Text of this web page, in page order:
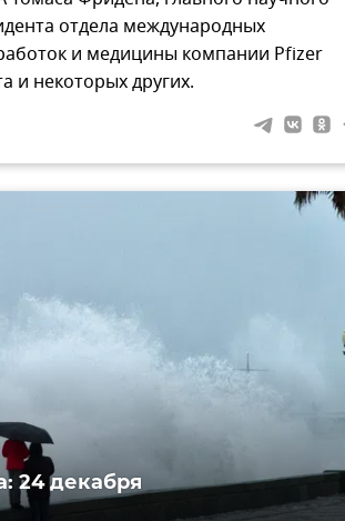
отдела международных
и медицины компании Pfizer
и некоторых других.
24 декабря